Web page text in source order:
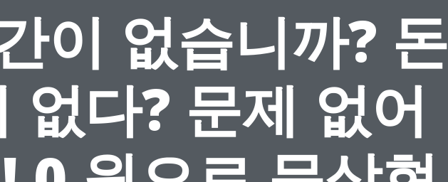
이 없습니까? 돈
없다? 문제 없어